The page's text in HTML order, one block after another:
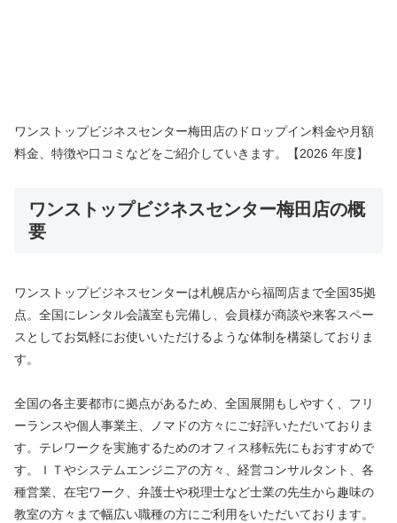
ワンストップビジネスセンター梅田店のドロップイン料金や月額
料金、特徴や口コミなどをご紹介していきます。【2026 年度】
ワンストップビジネスセンター梅田店の概
要
ワンストップビジネスセンターは札幌店から福岡店まで全国35拠
点。全国にレンタル会議室も完備し、会員様が商談や来客スペー
スとしてお気軽にお使いいただけるような体制を構築しておりま
す。
全国の各主要都市に拠点があるため、全国展開もしやすく、フリ
ーランスや個人事業主、ノマドの方々にご好評いただいておりま
す。テレワークを実施するためのオフィス移転先にもおすすめで
す。ＩＴやシステムエンジニアの方々、経営コンサルタント、各
種営業、在宅ワーク、弁護士や税理士など士業の先生から趣味の
教室の方々まで幅広い職種の方にご利用をいただいております。